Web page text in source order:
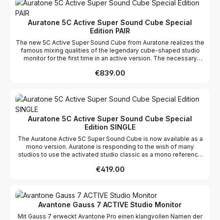
Studiolegende Breitbandlautsprecher Kompakte Class-D
Endstufe aus Auratone A2-30 in Kooperation mit Bettermaker
Gleicher ultrakompakter Formfaktor wie passive Version Perfekte
phasentreue Darstellung des Mittenbereichs für tragfähige Mix-
Entscheidungen Identischer Klang zur passiven Variante 114mm
Treiber Frequenzbereich: 75 - 15.000 Hz Gehäuse aus 16mm MDF
30 Watt Dauer- und 50 Watt Impulsleistung Über 100 dB
Kombibuchsen auf der Rückseite Inkl. externem Netzteil Länge:
Auratone 5C Active Super Sound Cube Special
Edition PAIR
The new 5C Active Super Sound Cube from Auratone realizes the
famous mixing qualities of the legendary cube-shaped studio
monitor for the first time in an active version. The necessary
Bettermaker and ensure the same uncompromising reference
the 5C Active Super Sound Cube monitors are also well suited for
dynamic material. Thanks to their balanced XLR jack combo
jacks, they integrate seamlessly into any professional studio
environment.
Regular price:
€839.00
Auratone 5C Active Super Sound Cube Special
Edition SINGLE
The Auratone Active 5C Super Sound Cube is now available as a
mono version. Auratone is responding to the wish of many
studios to use the activated studio classic as a mono reference
reproduction of the mid-range has made the 5C an irreplaceable
Regular price:
€419.00
Avantone Gauss 7 ACTIVE Studio Monitor
Mit Gauss 7 erweckt Avantone Pro einen klangvollen Namen der